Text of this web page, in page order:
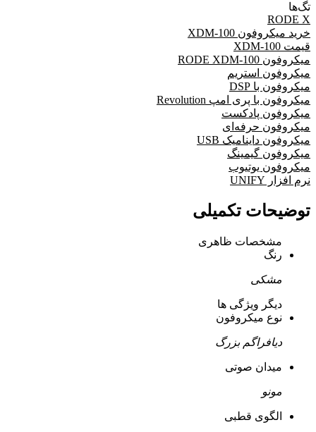
تگ‌ها
RODE X
خرید میکروفون XDM-100
قیمت XDM-100
میکروفون RODE XDM-100
میکروفون استریم
میکروفون با DSP
میکروفون با پری امپ Revolution
میکروفون پادکست
میکروفون حرفه‌ای
میکروفون داینامیک USB
میکروفون گیمینگ
میکروفون یوتیوب
نرم افزار UNIFY
توضیحات تکمیلی
مشخصات ظاهری
رنگ
مشکی
دیگر ویژگی ها
نوع میکروفون
دیافراگم بزرگ
میدان صوتی
مونو
الگوی قطبی